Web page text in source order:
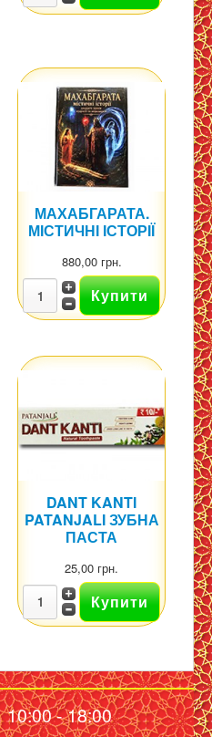
МАХАБГАРАТА.
МІСТИЧНІ ІСТОРІЇ
880,00 грн.
DANT KANTI
PATANJALI ЗУБНА
ПАСТА
25,00 грн.
10:00 - 18:00